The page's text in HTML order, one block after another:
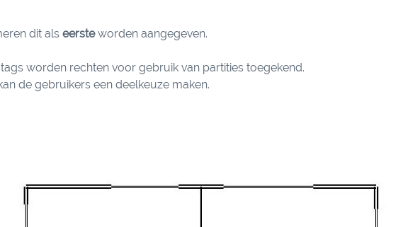
dit als eersteworden aangegeven.
worden rechten voor gebruik van partities toegekend.
de gebruikers een deelkeuze maken.